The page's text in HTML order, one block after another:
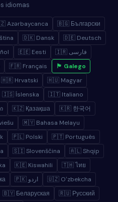
idiomas
Azərbaycanca
🇧🇬 Български
🇩🇰 Dansk
🇩🇪 Deutsch
🇪🇪 Eesti
🇮🇷 فارسی
🇫🇷 Français
🏴 Galego
🇭🇷 Hrvatski
🇭🇺 Magyar
🇮🇸 Íslenska
🇮🇹 Italiano
🇰🇿 Қазақша
🇰🇷 한국어
🇲🇾 Bahasa Melayu
🇵🇱 Polski
🇵🇹 Português
🇸🇮 Slovenščina
🇦🇱 Shqip
🇰🇪 Kiswahili
🇹🇭 ไทย
🇵🇰 اردو
🇺🇿 Oʻzbekcha
🇧🇾 Беларуская 🇷🇺 Русский